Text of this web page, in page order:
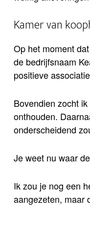
Kamer van
Op het moment
de bedrijfsnaam
positieve
Bovendien zocht
onthouden.
onderscheidend
Je weet nu waar
Ik zou je nog een
aangezeten, maar